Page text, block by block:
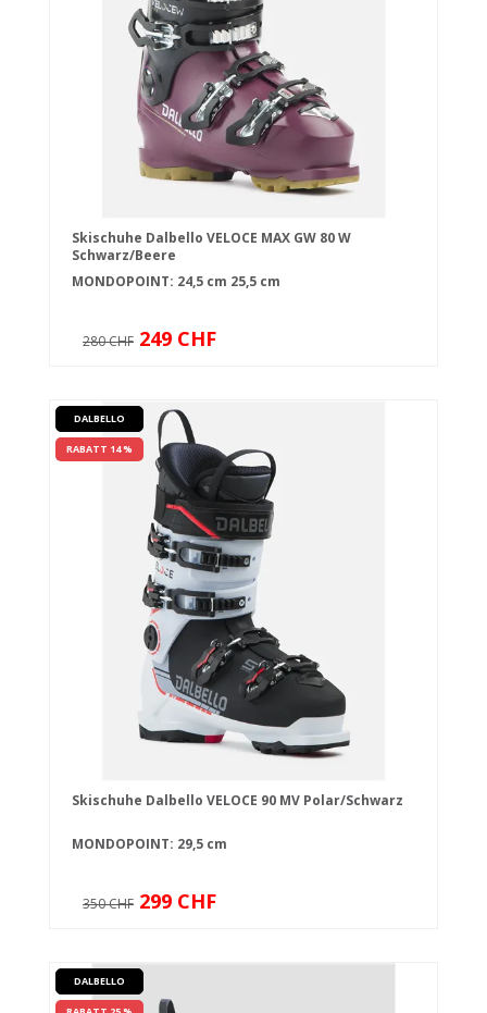
Skischuhe Dalbello VELOCE MAX GW 80 W
Schwarz/Beere
MONDOPOINT: 24,5 cm 25,5 cm
280 CHF 249 CHF
DALBELLO
RABATT 14 %
Skischuhe Dalbello VELOCE 90 MV Polar/Schwarz
MONDOPOINT: 29,5 cm
350 CHF 299 CHF
DALBELLO